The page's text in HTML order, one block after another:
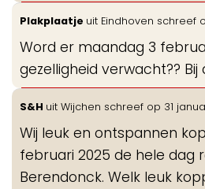
Plakplaatje uit Eindhoven schreef
Word er maandag 3
gezelligheid verwacht?? Bij
S&H uit Wijchen schreef op 31
Wij leuk en ontspannen
februari 2025 de hele dag
Berendonck. Welk leuk